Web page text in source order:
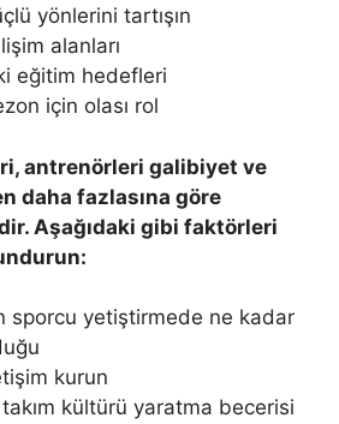
yönlerini tartışın
alanları
eğitim hedefleri
için olası rol
antrenörleri galibiyet ve
daha fazlasına göre
Aşağıdaki gibi faktörleri
sporcu yetiştirmede ne kadar
kurun
kültürü yaratma becerisi